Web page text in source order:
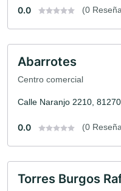
0.0 (0
Abarrotes
Centro comercial
Calle Naranjo 2210,
0.0 (0
Torres Burgos